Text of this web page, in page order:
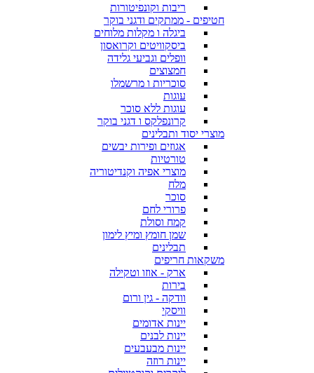
ריבות וקונפיטורות
חטיפים - ממתקים ודגני בוקר
ביגלה ו מקלות מלוחים
ביסקוויטים וקרואסון
וופלים וגביעי גלידה
חמצוצים
סוכריות ו מרשמלו
עוגות
עוגות ללא סוכר
קרונפלקס ו דגני בוקר
מוצרי יסוד ותבלינים
אגוזים ופירות יבשים
טורטיות
מוצרי אפיה וקנדיטוריה
מלח
סוכר
פרורי לחם
קמח וסולת
שמן חומץ ומיץ לימון
תבלינים
משקאות חריפים
ארק - אוזו וטקילה
בירות
וודקה - גין ורום
וויסקי
יינות אדומים
יינות לבנים
יינות מבעבעים
יינות רוזה